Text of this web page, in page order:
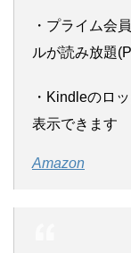
・プライム会
ルが読み放題
・Kindleのロ
表示できます
Amazon